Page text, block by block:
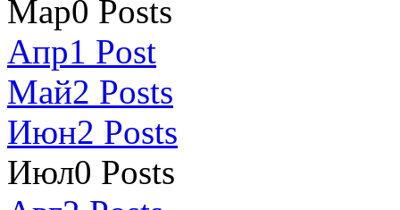
Мар0 Posts
Апр1 Post
Май2 Posts
Июн2 Posts
Июл0 Posts